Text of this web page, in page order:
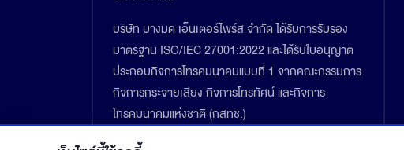
บริษัท บางมด เอ็นเตอร์ไพร์ส จำกัด ได้รับการรับรอง
มาตรฐาน ISO/IEC 27001:2022 และได้รับใบอนุญาต
ประกอบกิจการโทรคมนาคมแบบที่ 1 จากคณะกรรมการ
กิจการกระจายเสียง กิจการโทรทัศน์ และกิจการ
โทรคมนาคมแห่งชาติ (กสทช.)